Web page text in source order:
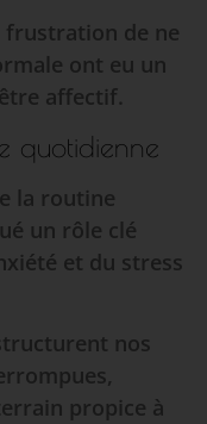
frustration de ne
ont eu un
affectif.
quotidienne
la routine
un rôle clé
et du stress
nos
propice à